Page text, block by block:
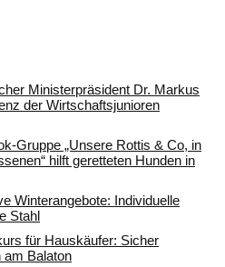
Ministerpräsident Dr. Markus
der Wirtschaftsjunioren
Gruppe „Unsere Rottis & Co, in
hilft geretteten Hunden in
Winterangebote: Individuelle
Stahl
für Hauskäufer: Sicher
am Balaton